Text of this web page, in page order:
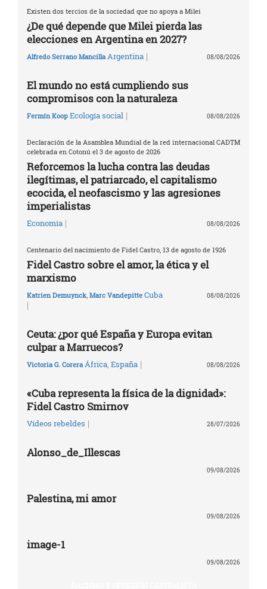
Existen dos tercios de la sociedad que no apoya a Milei
¿De qué depende que Milei pierda las
elecciones en Argentina en 2027?
Alfredo Serrano Mancilla Argentina | 08/08/2026
El mundo no está cumpliendo sus
compromisos con la naturaleza
Fermín Koop Ecología social | 08/08/2026
Declaración de la Asamblea Mundial de la red internacional CADTM
celebrada en Cotonú el 3 de agosto de 2026
Reforcemos la lucha contra las deudas
ilegítimas, el patriarcado, el capitalismo
ecocida, el neofascismo y las agresiones
imperialistas
Economía | 08/08/2026
Centenario del nacimiento de Fidel Castro, 13 de agosto de 1926
Fidel Castro sobre el amor, la ética y el
marxismo
Katrien Demuynck, Marc Vandepitte Cuba
|
08/08/2026
Ceuta: ¿por qué España y Europa evitan
culpar a Marruecos?
Victoria G. Corera África, España | 08/08/2026
«Cuba representa la física de la dignidad»:
Fidel Castro Smirnov
Vídeos rebeldes | 28/07/2026
Alonso_de_Illescas
09/08/2026
Palestina, mi amor
09/08/2026
image-1
09/08/2026